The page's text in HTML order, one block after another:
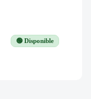
🟢 Disponible